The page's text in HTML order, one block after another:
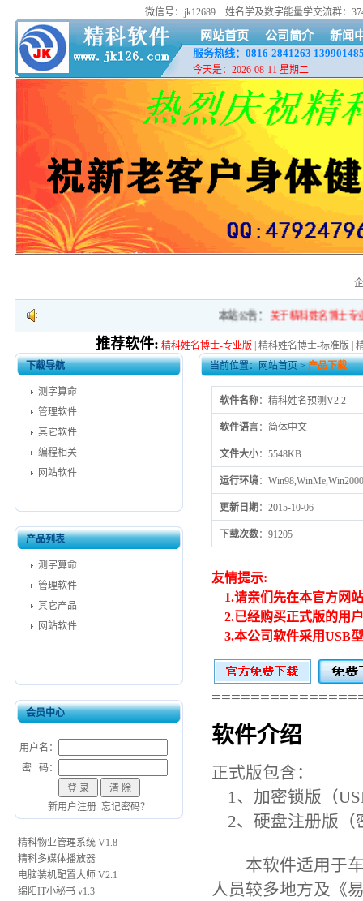
微信号：jk12689 姓名学及数字能量学交流群：
网站首页 公司简介 新闻
服务热线：0816-2841263
今天是：2026-08-11 星期二
本站公告： 关于精科姓名博士专业
推荐软件: 精科姓名博士-专业版 精科姓名博士-标准版
下载导航
测字算命
管理软件
其它软件
编程相关
网站软件
产品列表
测字算命
管理软件
其它产品
网站软件
会员中心
用户名：
密 码：
新用户注册 忘记密码？
精科物业管理系统 V1.8
精科多媒体播放器
电脑装机配置大师 V2.1
绵阳IT小秘书 v1.3
当前位置：网站首页>产品下载
软件名称：精科姓名预测V2.2
软件语言：简体中文
文件大小：5548KB
运行环境：
更新日期 ：2015-10-06
下载次数：91205
友情提示:
1.请亲们先在本官方网
2.已经购买正式版的用
3.本公司软件采用USB
软件介绍
正式版包含：
1、加密锁版（
2、硬盘注册版（
本软件适用于车
人员较多地方及《